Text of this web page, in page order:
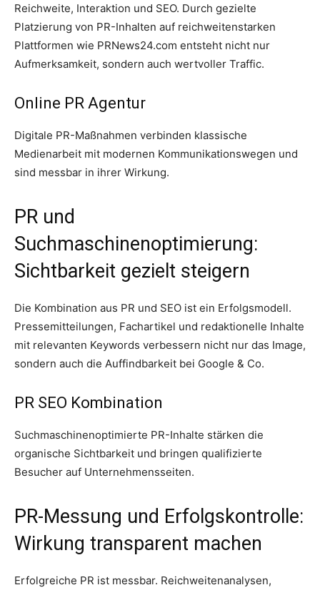
Reichweite, Interaktion und SEO. Durch gezielte
Platzierung von PR-Inhalten auf reichweitenstarken
Plattformen wie PRNews24.com entsteht nicht nur
Aufmerksamkeit, sondern auch wertvoller Traffic.
Online PR Agentur
Digitale PR-Maßnahmen verbinden klassische
Medienarbeit mit modernen Kommunikationswegen und
sind messbar in ihrer Wirkung.
PR und
Suchmaschinenoptimierung:
Sichtbarkeit gezielt steigern
Die Kombination aus PR und SEO ist ein Erfolgsmodell.
Pressemitteilungen, Fachartikel und redaktionelle Inhalte
mit relevanten Keywords verbessern nicht nur das Image,
sondern auch die Auffindbarkeit bei Google & Co.
PR SEO Kombination
Suchmaschinenoptimierte PR-Inhalte stärken die
organische Sichtbarkeit und bringen qualifizierte
Besucher auf Unternehmensseiten.
PR-Messung und Erfolgskontrolle:
Wirkung transparent machen
Erfolgreiche PR ist messbar. Reichweitenanalysen,